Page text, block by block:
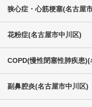
狭心症・心筋梗塞(名古屋
花粉症(名古屋市中川区)
COPD(慢性閉塞性肺疾患)(
副鼻腔炎(名古屋市中川区)